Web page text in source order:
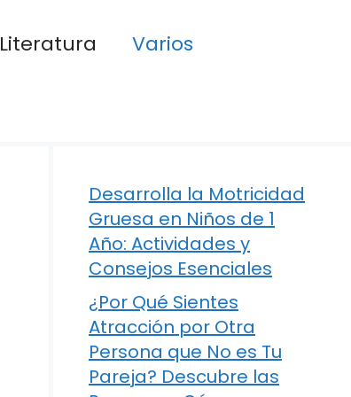
Literatura
Varios
Desarrolla la Motricidad
Gruesa en Niños de 1
Año: Actividades y
Consejos Esenciales
¿Por Qué Sientes
Atracción por Otra
Persona que No es Tu
Pareja? Descubre las